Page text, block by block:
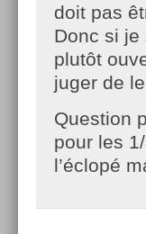
doit pas
Donc si je
plutôt
juger de
Question
pour les
l’éclopé